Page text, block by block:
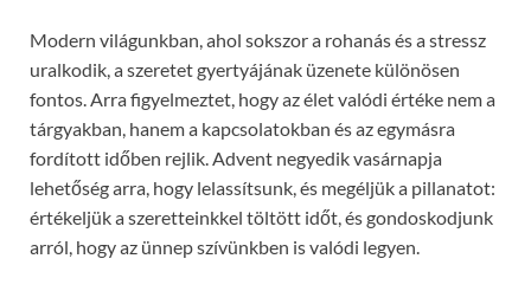
Modern világunkban, ahol sokszor a rohanás és a stressz
uralkodik, a szeretet gyertyájának üzenete különösen
fontos. Arra figyelmeztet, hogy az élet valódi értéke nem a
tárgyakban, hanem a kapcsolatokban és az egymásra
fordított időben rejlik. Advent negyedik vasárnapja
lehetőség arra, hogy lelassítsunk, és megéljük a pillanatot:
értékeljük a szeretteinkkel töltött időt, és gondoskodjunk
arról, hogy az ünnep szívünkben is valódi legyen.